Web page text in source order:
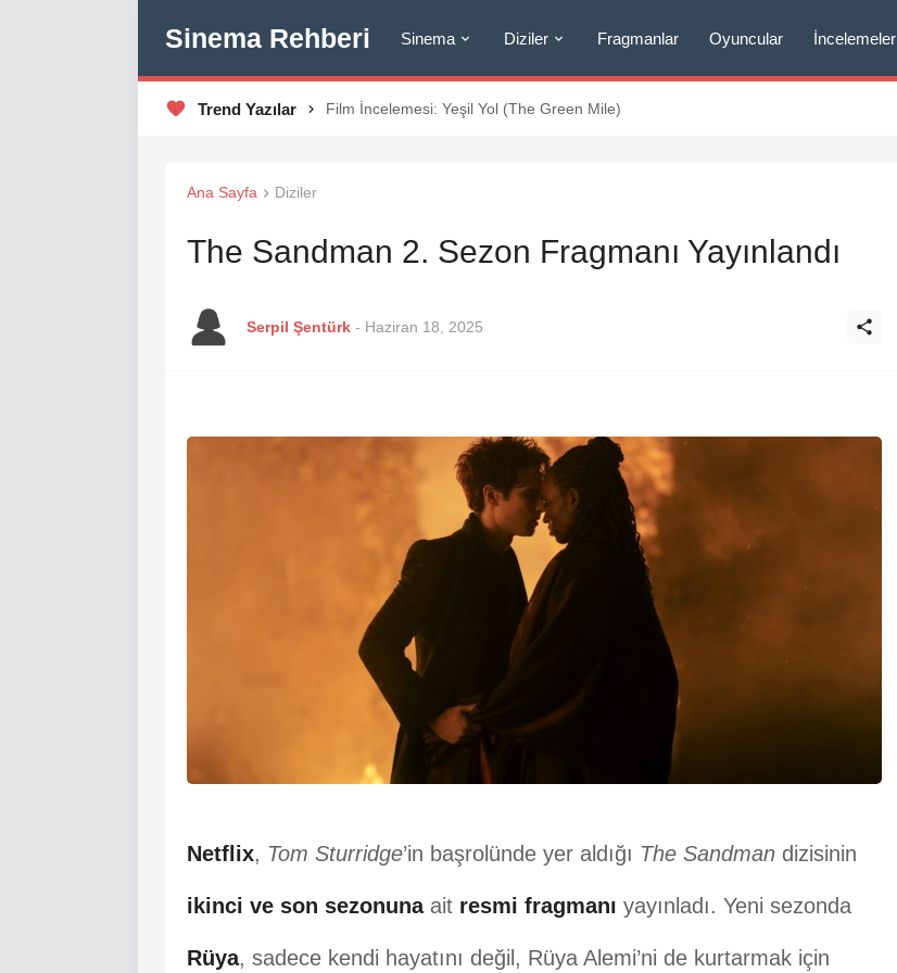
Sinema Rehberi Sinema Diziler Fragmanlar Oyuncular İncelemeler
Trend Yazılar Film İncelemesi: Yeşil Yol (The Green Mile)
Ana Sayfa Diziler
The Sandman 2. Sezon Fragmanı Yayınlandı
Serpil Şentürk - Haziran 18, 2025
Netflix, Tom Sturridge’in başrolünde yer aldığı The Sandmandizisinin
ikinci ve son sezonunaait resmi fragmanı yayınladı. Yeni sezonda
Rüya, sadece kendi hayatını değil, Rüya Alemi’ni de kurtarmak için